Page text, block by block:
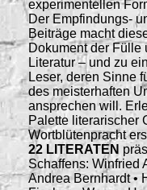
experimentellen
Der Empfindungs-
Beiträge macht
Dokument der Fülle
Literatur – und zu
Leser, deren Sinne
des meisterhaften
ansprechen will.
Palette literarischer
Wortblütenpracht
22 LITERATEN
Schaffens: Winfried
Andrea Bernhardt •